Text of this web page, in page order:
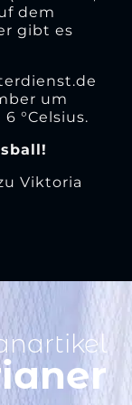
dem
gibt es
um
°Celsius.
Viktoria